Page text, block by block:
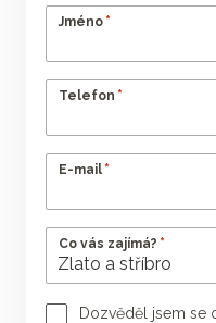
Jméno *
Telefon *
E-mail *
Co vás zajímá? *
Dozvěděl jsem se
Jméno poradce